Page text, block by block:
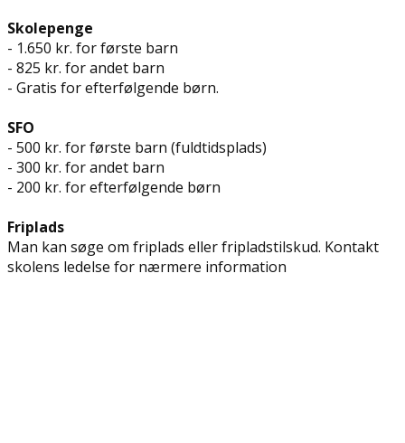
Skolepenge
- 1.650 kr. for første barn
- 825 kr. for andet barn
- Gratis for efterfølgende børn.
SFO
- 500 kr. for første barn (fuldtidsplads)
- 300 kr. for andet barn
- 200 kr. for efterfølgende børn
Friplads
Man kan søge om friplads eller fripladstilskud. Kontakt ​
skolens ledelse for nærmere information